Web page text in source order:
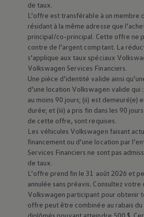
Voyants et
lumineux du
bord
Consultez votre Manuel du
Prendre un rendez-vous
de taux.
L’offre est transférable à un membre
résidant à la même adresse que
principal/co-principal. Cette offre ne
contre de l’argent comptant. La
s’applique aux taux spéciaux
Volkswagen Services Financiers.
Une pièce d’identité valide ainsi
d’une location Volkswagen valide qui
au moins 90 jours; (ii) est demeuré(e)
durée; et (iii) a pris fin dans les 90
de cette offre, sont requises.
Les véhicules Volkswagen faisant
financement ou d’une location par
Services Financiers ne sont pas
de taux.
L’offre prend fin le 31 août 2026 et
annulée sans préavis. Consultez votre
Volkswagen participant pour obtenir
offre peut être combinée au rabais
diplômés pouvant atteindre 500 $.